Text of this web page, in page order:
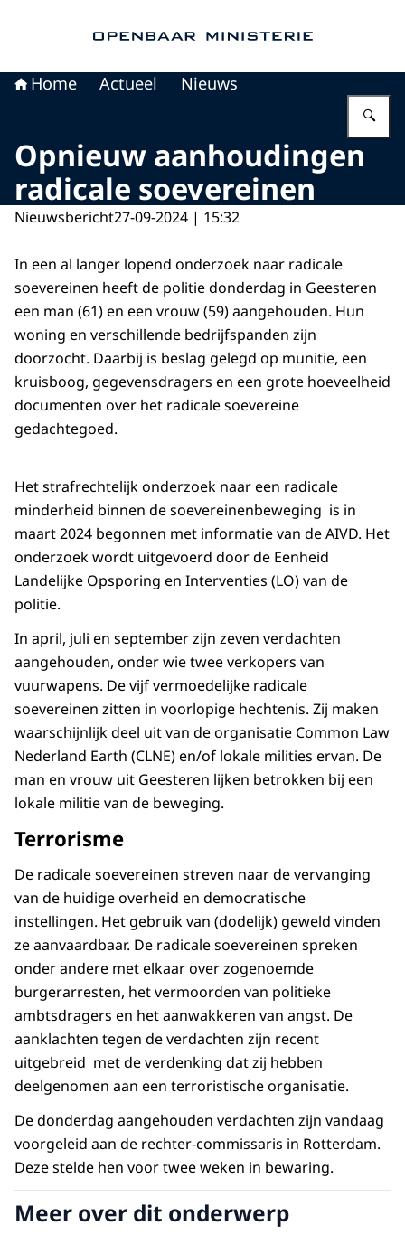
Home Actueel Nieuws
Opnieuw aanhoudingen
radicale soevereinen
Nieuwsbericht27-09-2024 | 15:32
In een al langer lopend onderzoek naar radicale
soevereinen heeft de politie donderdag in Geesteren
een man (61) en een vrouw (59) aangehouden. Hun
woning en verschillende bedrijfspanden zijn
doorzocht. Daarbij is beslag gelegd op munitie, een
kruisboog, gegevensdragers en een grote hoeveelheid
documenten over het radicale soevereine
gedachtegoed.
Het strafrechtelijk onderzoek naar een radicale
minderheid binnen de soevereinenbeweging is in
maart 2024 begonnen met informatie van de AIVD. Het
onderzoek wordt uitgevoerd door de Eenheid
Landelijke Opsporing en Interventies (LO) van de
politie.
In april, juli en september zijn zeven verdachten
aangehouden, onder wie twee verkopers van
vuurwapens. De vijf vermoedelijke radicale
soevereinen zitten in voorlopige hechtenis. Zij maken
waarschijnlijk deel uit van de organisatie Common Law
Nederland Earth (CLNE) en/of lokale milities ervan. De
man en vrouw uit Geesteren lijken betrokken bij een
lokale militie van de beweging.
Terrorisme
De radicale soevereinen streven naar de vervanging
van de huidige overheid en democratische
instellingen. Het gebruik van (dodelijk) geweld vinden
ze aanvaardbaar. De radicale soevereinen spreken
onder andere met elkaar over zogenoemde
burgerarresten, het vermoorden van politieke
ambtsdragers en het aanwakkeren van angst. De
aanklachten tegen de verdachten zijn recent
uitgebreid met de verdenking dat zij hebben
deelgenomen aan een terroristische organisatie.
De donderdag aangehouden verdachten zijn vandaag
voorgeleid aan de rechter-commissaris in Rotterdam.
Deze stelde hen voor twee weken in bewaring.
Meer over dit onderwerp